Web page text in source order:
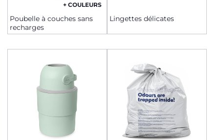
+ COULEURS
Poubelle à couches sans
recharges
Lingettes délicates